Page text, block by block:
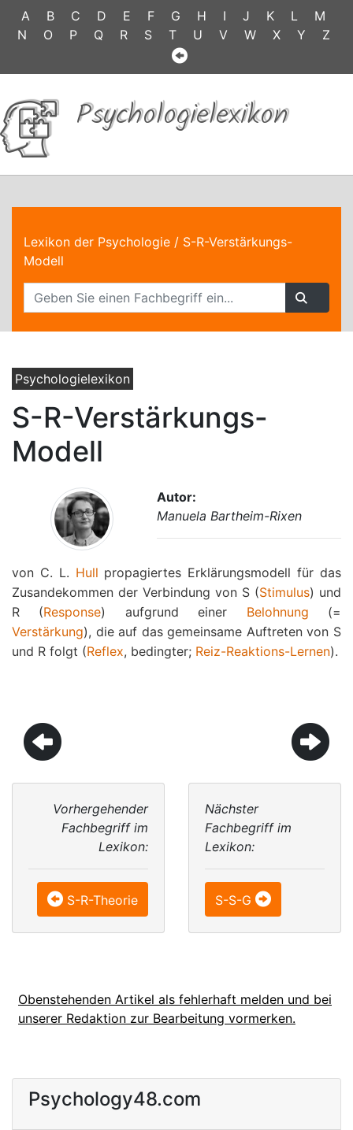
A B C D E F G H I J K L
M
N
O P Q R S T U V W X Y Z
Psychologielexikon
Lexikon der Psychologie / S-R-Verstärkungs-
Modell
Psychologielexikon
S-R-Verstärkungs-
Modell
Autor:
Manuela Bartheim-Rixen
von C. L. Hull propagiertes Erklärungsmodell für das
Zusandekommen der Verbindung von S (Stimulus) und
R (Response) aufgrund einer Belohnung (=
Verstärkung), die auf das gemeinsame Auftreten von S
und R folgt (Reflex, bedingter; Reiz-Reaktions-Lernen).
Vorhergehender
Fachbegriff im
Lexikon:
S-R-Theorie
Nächster
Fachbegriff im
Lexikon:
S-S-G
Obenstehenden Artikel als fehlerhaft melden und bei
unserer Redaktion zur Bearbeitung vormerken.
Psychology48.com